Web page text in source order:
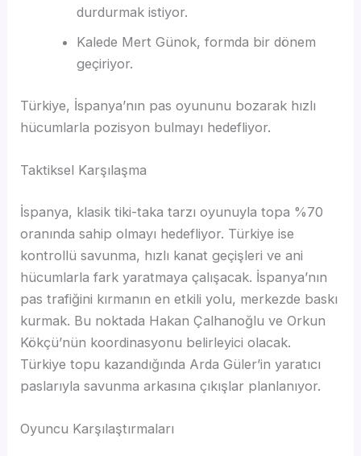
durdurmak istiyor.
Kalede Mert Günok, formda bir dönem
geçiriyor.
Türkiye, İspanya’nın pas oyununu bozarak hızlı
hücumlarla pozisyon bulmayı hedefliyor.
Taktiksel Karşılaşma
İspanya, klasik tiki-taka tarzı oyunuyla topa %70
oranında sahip olmayı hedefliyor. Türkiye ise
kontrollü savunma, hızlı kanat geçişleri ve ani
hücumlarla fark yaratmaya çalışacak. İspanya’nın
pas trafiğini kırmanın en etkili yolu, merkezde baskı
kurmak. Bu noktada Hakan Çalhanoğlu ve Orkun
Kökçü’nün koordinasyonu belirleyici olacak.
Türkiye topu kazandığında Arda Güler’in yaratıcı
paslarıyla savunma arkasına çıkışlar planlanıyor.
Oyuncu Karşılaştırmaları